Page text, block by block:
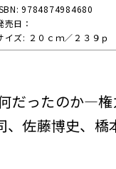
9784874984680
売⽇：
イズ: ２０ｃｍ／２３９ｐ
だったのか―
佐藤博史、橋